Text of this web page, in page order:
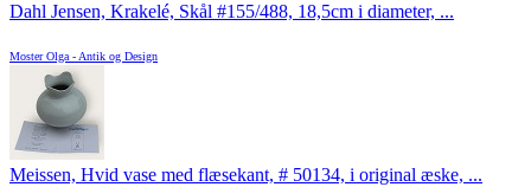
Dahl Jensen, Krakelé, Skål #155/488, 18,5cm i diameter, ...
Moster Olga - Antik og Design
Meissen, Hvid vase med flæsekant, # 50134, i original æske, ...